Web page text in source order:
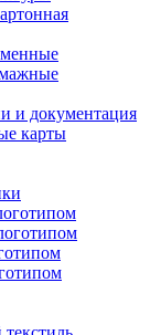
и документация
карты